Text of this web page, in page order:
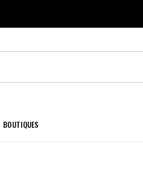
BOUTIQUES